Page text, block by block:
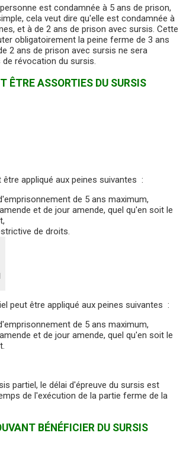
est condamnée à 5 ans de prison,
cela veut dire qu'elle est condamnée à
et à de 2 ans de prison avec sursis. Cette
obligatoirement la peine ferme de 3 ans
2 ans de prison avec sursis ne sera
révocation du sursis.
ÊTRE ASSORTIES DU SURSIS
être appliqué aux peines suivantes :
de 5 ans maximum,
et de jour amende, quel qu'en soit le
de droits.
peut être appliqué aux peines suivantes :
de 5 ans maximum,
et de jour amende, quel qu'en soit le
partiel, le délai d'épreuve du sursis est
de l'exécution de la partie ferme de la
BÉNÉFICIER DU SURSIS